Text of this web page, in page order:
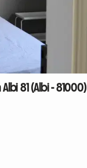
81 (Albi - 81000)